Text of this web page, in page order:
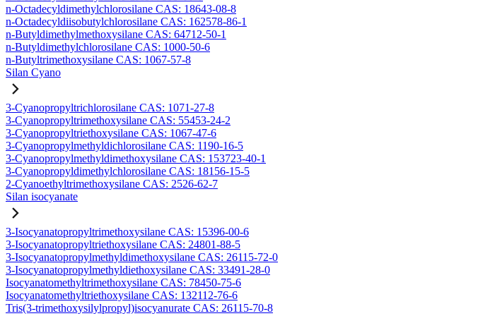
n-Octadecyldimethylchlorosilane CAS: 18643-08-8
n-Octadecyldiisobutylchlorosilane CAS: 162578-86-1
n-Butyldimethylmethoxysilane CAS: 64712-50-1
n-Butyldimethylchlorosilane CAS: 1000-50-6
n-Butyltrimethoxysilane CAS: 1067-57-8
Silan Cyano
3-Cyanopropyltrichlorosilane CAS: 1071-27-8
3-Cyanopropyltrimethoxysilane CAS: 55453-24-2
3-Cyanopropyltriethoxysilane CAS: 1067-47-6
3-Cyanopropylmethyldichlorosilane CAS: 1190-16-5
3-Cyanopropylmethyldimethoxysilane CAS: 153723-40-1
3-Cyanopropyldimethylchlorosilane CAS: 18156-15-5
2-Cyanoethyltrimethoxysilane CAS: 2526-62-7
Silan isocyanate
3-Isocyanatopropyltrimethoxysilane CAS: 15396-00-6
3-Isocyanatopropyltriethoxysilane CAS: 24801-88-5
3-Isocyanatopropylmethyldimethoxysilane CAS: 26115-72-0
3-Isocyanatopropylmethyldiethoxysilane CAS: 33491-28-0
Isocyanatomethyltrimethoxysilane CAS: 78450-75-6
Isocyanatomethyltriethoxysilane CAS: 132112-76-6
Tris(3-trimethoxysilylpropyl)isocyanurate CAS: 26115-70-8